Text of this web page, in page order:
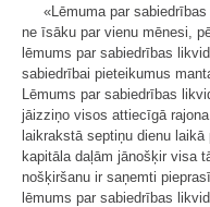
«Lēmuma par
ne īsāku par vienu mēnesi,
lēmums par sabiedrības
sabiedrībai pieteikumus
Lēmums par sabiedrības
jāizziņo visos attiecīgā
laikrakstā septiņu dienu
kapitāla daļām jānošķir visa
nošķiršanu ir saņemti
lēmums par sabiedrības